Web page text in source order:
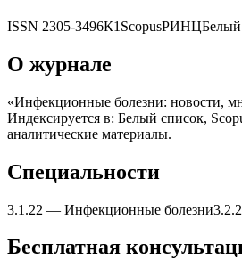
ISSN 2305-3496К1 ScopusРИНЦ
О журнале
«Инфекционные болезни: новости,
Индексируется в: Белый список,
аналитические материалы.
Специальности
3.1.22 — Инфекционные болезни3.2.2
Бесплатная